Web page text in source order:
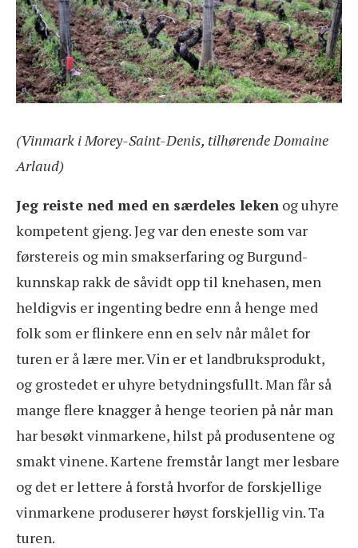
(Vinmark i Morey-Saint-Denis, tilhørende Domaine
Arlaud)
Jeg reiste ned med en særdeles leken og uhyre
kompetent gjeng. Jeg var den eneste som var
førstereis og min smakserfaring og Burgund-
kunnskap rakk de såvidt opp til knehasen, men
heldigvis er ingenting bedre enn å henge med
folk som er flinkere enn en selv når målet for
turen er å lære mer. Vin er et landbruksprodukt,
og grostedet er uhyre betydningsfullt. Man får så
mange flere knagger å henge teorien på når man
har besøkt vinmarkene, hilst på produsentene og
smakt vinene. Kartene fremstår langt mer lesbare
og det er lettere å forstå hvorfor de forskjellige
vinmarkene produserer høyst forskjellig vin. Ta
turen.